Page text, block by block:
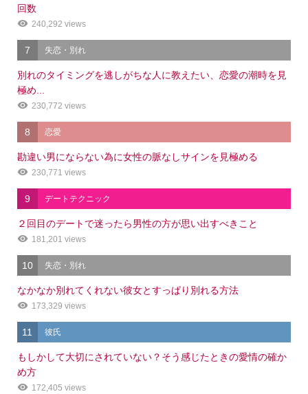
回数
240,292 views
7 失恋・別れ
別れのタイミングを逃しがちな人に教えたい、恋愛の潮時を見
極め...
230,772 views
8 恋愛
勘違い男にならない為に女性の脈なしサインを見極める
230,771 views
9 デートテクニック
２回目のデートで迷ったら男性の方が思い出すべきこと
181,201 views
10 失恋・別れ
なかなか別れてくれない彼女とすっぱり別れる方法
173,329 views
11 彼氏
もしかして大切にされていない？そう感じたときの愛情の確か
め方
172,405 views